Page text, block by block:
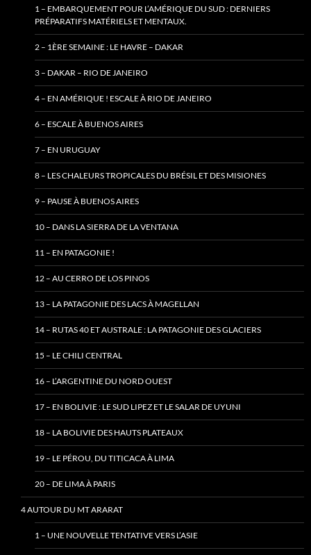
1 – EMBARQUEMENT POUR L’AMÉRIQUE DU SUD : DERNIERS
PRÉPARATIFS MATÉRIELS ET MENTAUX.
2 – 1ÈRE SEMAINE : LE HAVRE – DAKAR
3 – DAKAR – RIO DE JANEIRO
4 – EN AMÉRIQUE ! ESCALE À RIO DE JANEIRO
6 – ESCALE À BUENOS AIRES
7 – EN URUGUAY
8 – LES CHALEURS TROPICALES DU BRÉSIL ET DES MISIONES
9 – PAUSE À BUENOS AIRES
10 – DANS LA SIERRA DE LA VENTANA
11 – EN PATAGONIE !
12 – AU CERRO DE LOS PINOS
13 – LA PATAGONIE DES LACS À MAGELLAN
14 – RUTAS 40 ET AUSTRALE : LA PATAGONIE DES GLACIERS
15 – LE CHILI CENTRAL
16 – L’ARGENTINE DU NORD OUEST
17 – EN BOLIVIE : LE SUD LIPEZ ET LE SALAR DE UYUNI
18 – LA BOLIVIE DES HAUTS PLATEAUX
19 – LE PÉROU, DU TITICACA À LIMA
20 – DE LIMA À PARIS
4 AUTOUR DU MT ARARAT
1 – UNE NOUVELLE TENTATIVE VERS L’ASIE